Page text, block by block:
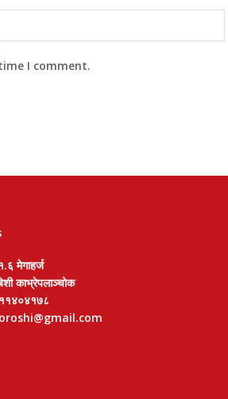
I comment.
मेगाहर्ज
काभ्रेपलाञ्चोक